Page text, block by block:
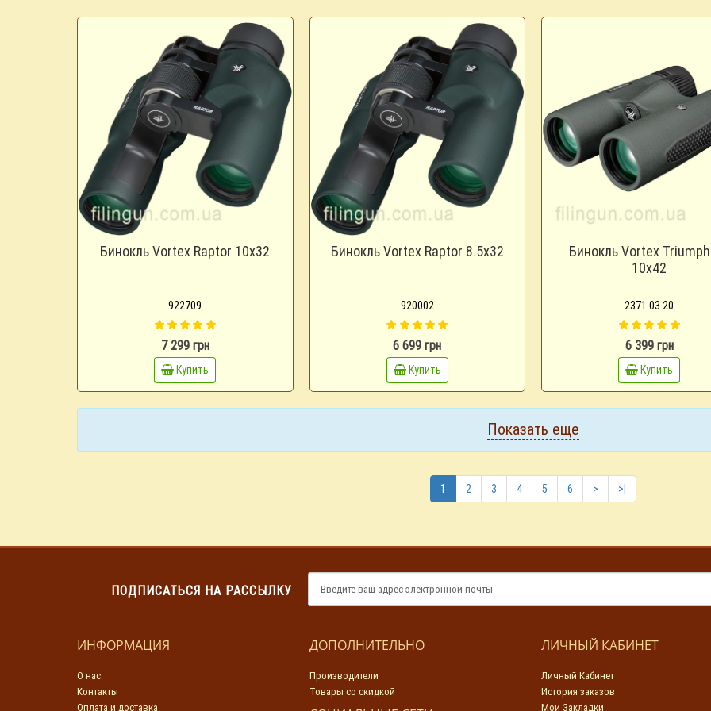
Бинокль Vortex Raptor 10x32
922709
7 299 грн
Купить
Бинокль Vortex Raptor 8.5x32
920002
6 699 грн
Купить
Бинокль Vortex
10x42
2371.03.20
6 399 грн
Купить
Показать еще
1 2 3 4 5 6 > >|
ПОДПИСАТЬСЯ НА РАССЫЛКУ
ИНФОРМАЦИЯ
О нас
Контакты
Оплата и доставка
ДОПОЛНИТЕЛЬНО
Производители
Товары со скидкой
ЛИЧНЫЙ КАБИНЕТ
Личный Кабинет
История заказов
Мои Закладки